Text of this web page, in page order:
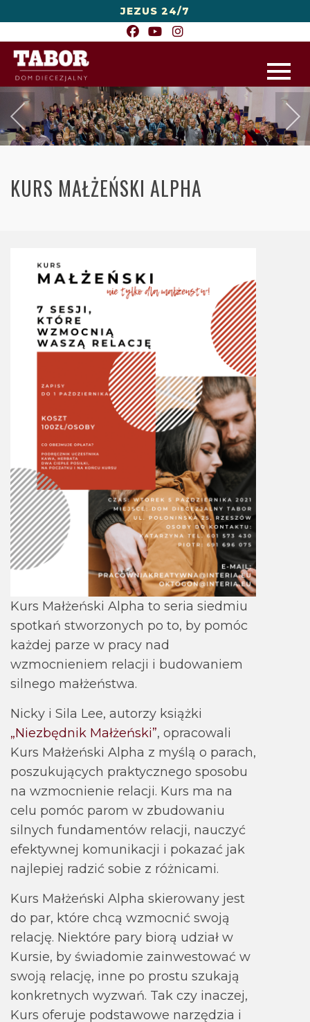
JEZUS 24/7
KURS MAŁŻEŃSKI ALPHA
Kurs Małżeński Alpha to seria siedmiu
spotkań stworzonych po to, by pomóc
każdej parze w pracy nad
wzmocnieniem relacji i budowaniem
silnego małżeństwa.
Nicky i Sila Lee, autorzy książki
„Niezbędnik Małżeński”, opracowali
Kurs Małżeński Alpha z myślą o parach,
poszukujących praktycznego sposobu
na wzmocnienie relacji. Kurs ma na
celu pomóc parom w zbudowaniu
silnych fundamentów relacji, nauczyć
efektywnej komunikacji i pokazać jak
najlepiej radzić sobie z różnicami.
Kurs Małżeński Alpha skierowany jest
do par, które chcą wzmocnić swoją
relację. Niektóre pary biorą udział w
Kursie, by świadomie zainwestować w
swoją relację, inne po prostu szukają
konkretnych wyzwań. Tak czy inaczej,
Kurs oferuje podstawowe narzędzia i